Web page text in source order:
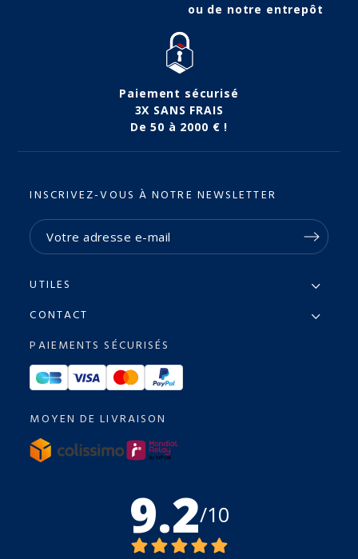
ou de notre entrepôt
Paiement sécurisé
3X SANS FRAIS
De 50 à 2000 € !
INSCRIVEZ-VOUS À NOTRE NEWSLETTER
UTILES
CONTACT
PAIEMENTS SÉCURISÉS
MOYEN DE LIVRAISON
9.2/10